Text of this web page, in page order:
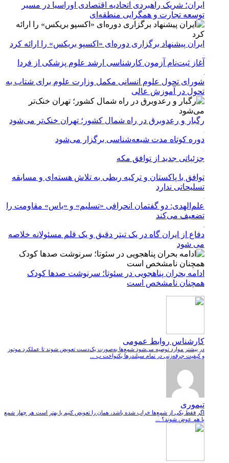
ایران؛ شریک راهبردی اتحادیه اقتصادی اوراسیا در مسیر
توسعه تجارت و همگرایی منطقه‌ای
ایران پیشنهاد برگزاری دوره‌ای «اکسپو بریکس» را ارائه کرد
آغاز ثبت‌نام‌ آزمون کارشناسی ارشد علوم پزشکی از فردا
شورای تحول علوم انسانی مکمل وزارت علوم برای شتاب به
تحول در آموزش عالی
رگبار و رعدوبرق در راه شمال کشور؛ تهران خنک‌تر می‌شود
دوره کوتاه مدت شیعه‌شناسی برگزار می‌شود
جزئیاتی جدید از توافق مکه
توافق با پاکستان و ترکیه ربطی به تلاش هسته‌ای و مسابقه
تسلیحاتی ندارد
علم‌الهدی: دو گفتمان انحرافی «تسلیم» و «یاس» مقاومت را
تضعیف می‌کند
دفاع از ایران گاه در یک تیتر دقیق و یک قلم مسئولانه خلاصه
می شود
ادامه بحران پناهجویی در سئوتا؛ سرنوشت صدها کودک
همچنان نامشخص است
کارشناس روابط عمومی
در بیشتر موارد توصیه می‌شود شمع‌ها به‌صورت یک‌دست تعویض شوند تا عملکرد موتور
و کیفیت جرقه‌زنی در تمام سیلندرها یکنواخت ب ...
تیموری
اگر فقط یکی از شمع‌ها خراب شده باشد، همان را تعویض کنیم یا بهتر است هر چهار شمع
با هم عوض شوند؟ ...